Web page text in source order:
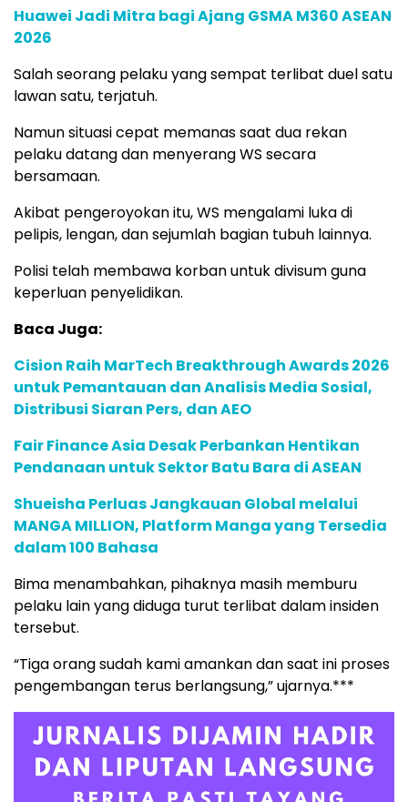
Huawei Jadi Mitra bagi Ajang GSMA M360 ASEAN
2026
Salah seorang pelaku yang sempat terlibat duel satu
lawan satu, terjatuh.
Namun situasi cepat memanas saat dua rekan
pelaku datang dan menyerang WS secara
bersamaan.
Akibat pengeroyokan itu, WS mengalami luka di
pelipis, lengan, dan sejumlah bagian tubuh lainnya.
Polisi telah membawa korban untuk divisum guna
keperluan penyelidikan.
Baca Juga:
Cision Raih MarTech Breakthrough Awards 2026
untuk Pemantauan dan Analisis Media Sosial,
Distribusi Siaran Pers, dan AEO
Fair Finance Asia Desak Perbankan Hentikan
Pendanaan untuk Sektor Batu Bara di ASEAN
Shueisha Perluas Jangkauan Global melalui
MANGA MILLION, Platform Manga yang Tersedia
dalam 100 Bahasa
Bima menambahkan, pihaknya masih memburu
pelaku lain yang diduga turut terlibat dalam insiden
tersebut.
“Tiga orang sudah kami amankan dan saat ini proses
pengembangan terus berlangsung,” ujarnya.***